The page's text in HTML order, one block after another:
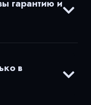
гарантию и
в